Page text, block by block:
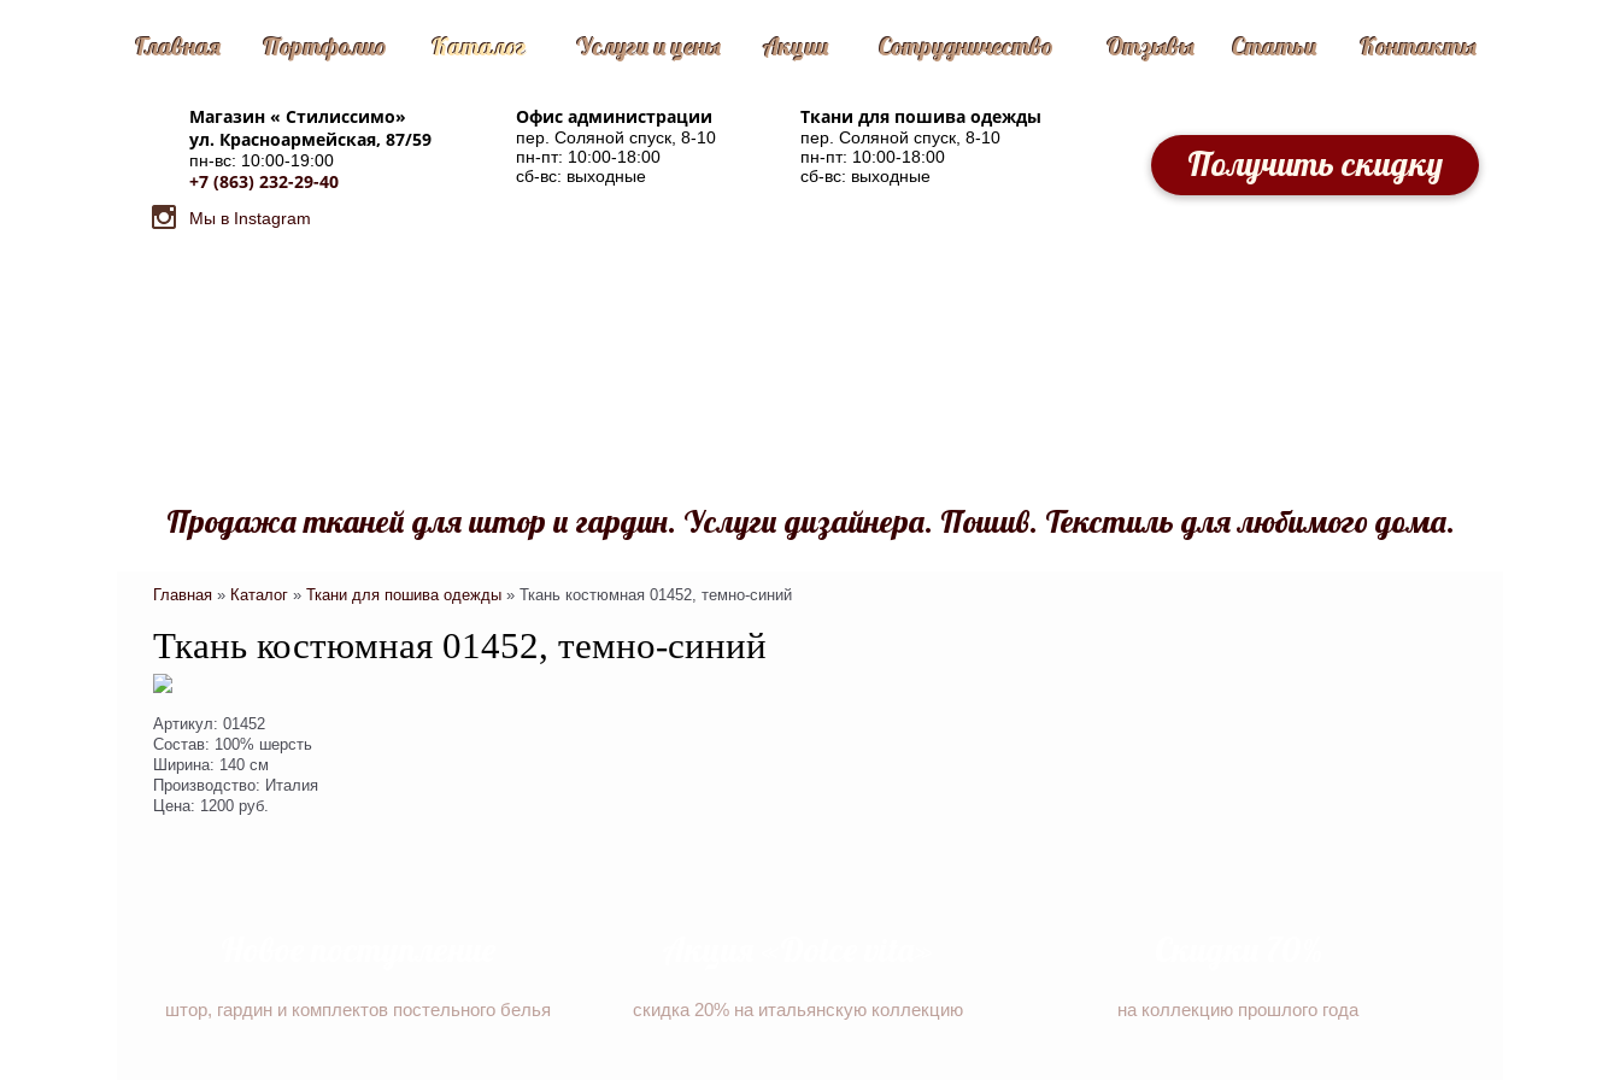
Главная Портфолио Каталог Услуги и цены Акции Сотрудничество Отзывы Статьи Контакты
Магазин « Стилиссимо»
ул. Красноармейская, 87/59
пн-вс: 10:00-19:00
+7 (863) 232-29-40
Мы в Instagram
Офис администрации
пер. Соляной спуск, 8-10
пн-пт: 10:00-18:00
сб-вс: выходные
Ткани для пошива одежды
пер. Соляной спуск, 8-10
пн-пт: 10:00-18:00
сб-вс: выходные
Получить скидку
Продажа тканей для штор и гардин. Услуги дизайнера. Пошив. Текстиль для любимого дома.
Главная » Каталог » Ткани для пошива одежды » Ткань костюмная 01452, темно-синий
Ткань костюмная 01452, темно-синий
Артикул: 01452
Состав: 100% шерсть
Ширина: 140 см
Производство: Италия
Цена: 1200 руб.
штор, гардин и комплектов постельного белья скидка 20% на итальянскую коллекцию на коллекцию прошлого года